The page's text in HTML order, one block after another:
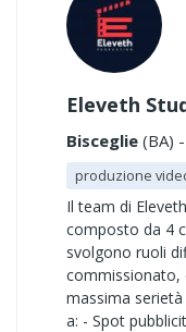
Eleveth
Bisceglie (BA)
produzione
Il team di
composto da 4
svolgono ruoli
commissionato,
massima
a: - Spot